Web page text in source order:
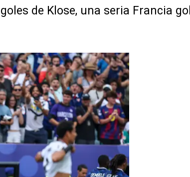
de Klose, una seria Francia